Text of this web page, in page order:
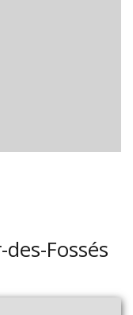
Fossés